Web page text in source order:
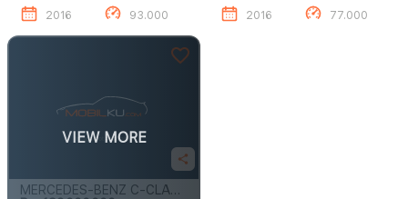
2016 93.000 2016 77.000
MERCEDES-BENZ C-CLASS
VIEW MORE